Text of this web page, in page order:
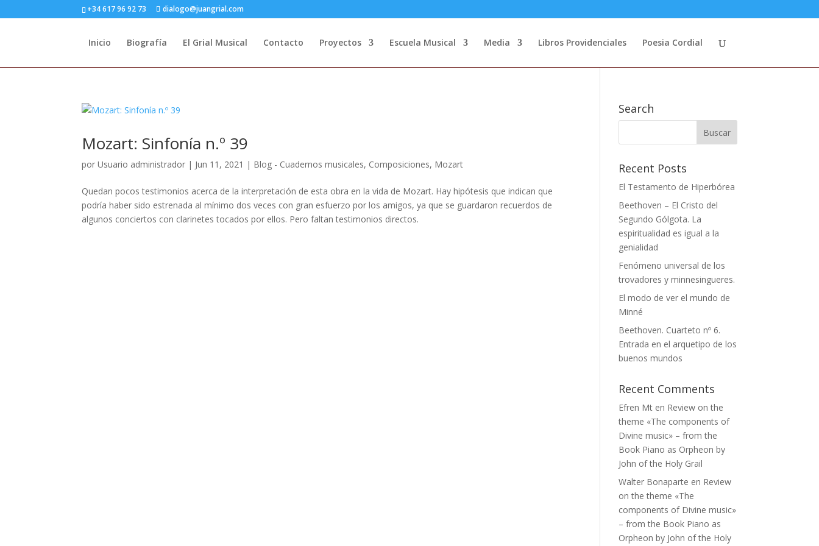
+34 617 96 92 73 dialogo@juangrial.com
Inicio Biografía El Grial Musical Contacto Proyectos Escuela Musical Media Libros Providenciales Poesia Cordial
Mozart: Sinfonía n.º 39
porUsuario administrador | Jun 11, 2021 | Blog - Cuadernos musicales, Composiciones, Mozart
Quedan pocos testimonios acerca de la interpretación de esta obra en la vida de Mozart. Hay hipótesis que indican que
podría haber sido estrenada al mínimo dos veces con gran esfuerzo por los amigos, ya que se guardaron recuerdos de
algunos conciertos con clarinetes tocados por ellos. Pero faltan testimonios directos.
Search
Recent Posts
El Testamento de Hiperbórea
Beethoven – El Cristo del
Segundo Gólgota. La
espiritualidad es igual a la
genialidad
Fenómeno universal de los
trovadores y minnesingueres.
El modo de ver el mundo de
Minné
Beethoven. Cuarteto nº 6.
Entrada en el arquetipo de los
buenos mundos
Recent Comments
Efren Mt en Review on the
theme «The components of
Divine music» – from the
Book Piano as Orpheon by
John of the Holy Grail
Walter Bonaparte en Review
on the theme «The
components of Divine music»
– from the Book Piano as
Orpheon by John of the Holy